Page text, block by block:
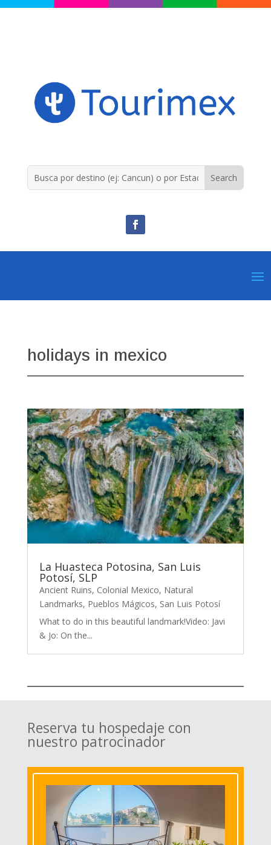
holidays in mexico
La Huasteca Potosina, San Luis
Potosí, SLP
Ancient Ruins, Colonial Mexico, Natural
Landmarks, Pueblos Mágicos, San Luis Potosí
What to do in this beautiful landmark!Video: Javi
& Jo: On the...
Reserva tu hospedaje con
nuestro patrocinador